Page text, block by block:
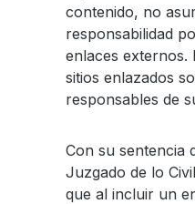
contenido, no
responsabilidad
enlaces externos.
sitios enlazados
responsables de
Con su sentencia
Juzgado de lo
que al incluir un